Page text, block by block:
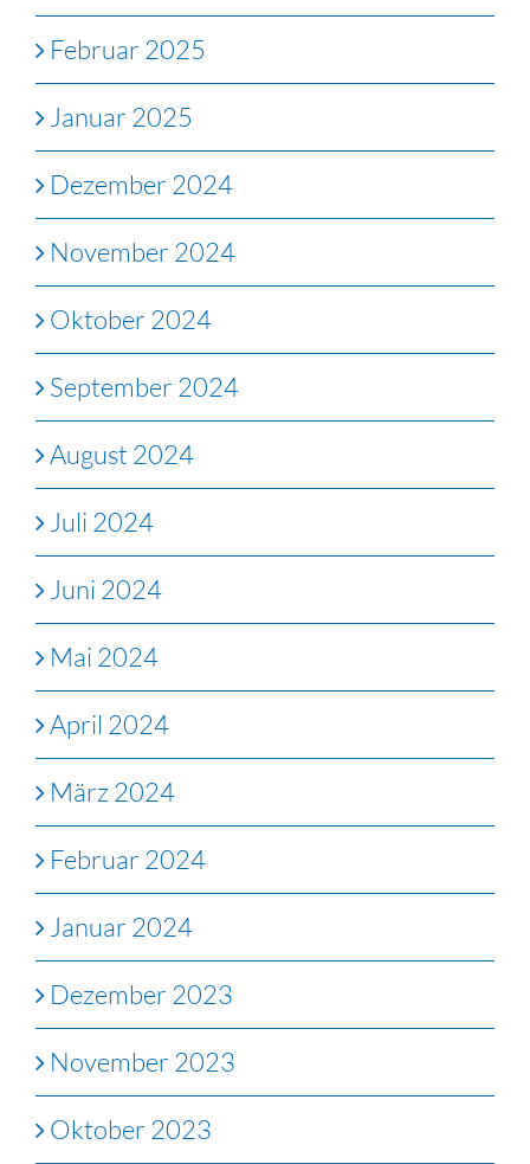
Februar 2025
Januar 2025
Dezember 2024
November 2024
Oktober 2024
September 2024
August 2024
Juli 2024
Juni 2024
Mai 2024
April 2024
März 2024
Februar 2024
Januar 2024
Dezember 2023
November 2023
Oktober 2023